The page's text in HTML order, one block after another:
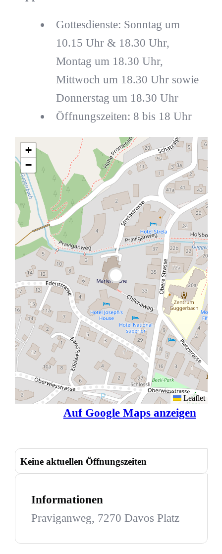
Gottesdienste: Sonntag um
10.15 Uhr & 18.30 Uhr,
Montag um 18.30 Uhr,
Mittwoch um 18.30 Uhr sowie
Donnerstag um 18.30 Uhr
Öffnungszeiten: 8 bis 18 Uhr
+
−
Leaflet
Auf Google Maps anzeigen
Keine aktuellen Öffnungszeiten
Informationen
Praviganweg, 7270 Davos Platz